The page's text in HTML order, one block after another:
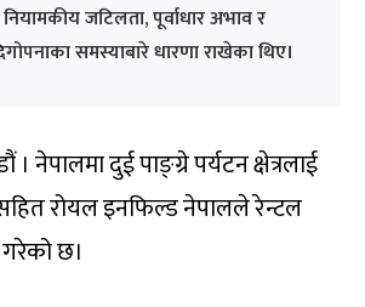
जटिलता, पूर्वाधार अभाव र
समस्याबारे धारणा राखेका थिए।
नेपालमा दुई पाङ्ग्रे पर्यटन क्षेत्रलाई
रोयल इनफिल्ड नेपालले रेन्टल
गरेको छ।